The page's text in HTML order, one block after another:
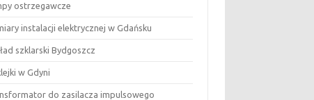
ostrzegawcze
instalacji elektrycznej w Gdańsku
szklarski Bydgoszcz
w Gdyni
do zasilacza impulsowego